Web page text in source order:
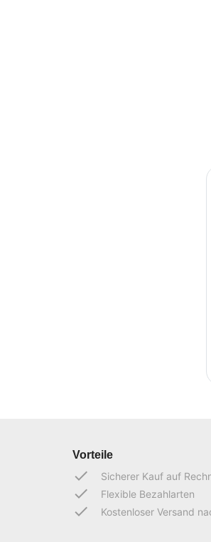
Vorteile
done Sicherer Kauf auf
done Flexible Bezahlarten
done Kostenloser Versand